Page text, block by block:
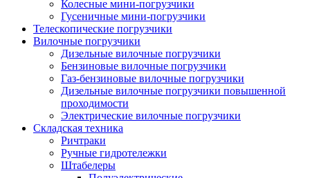
Колесные мини-погрузчики
Гусеничные мини-погрузчики
Телескопические погрузчики
Вилочные погрузчики
Дизельные вилочные погрузчики
Бензиновые вилочные погрузчики
Газ-бензиновые вилочные погрузчики
Дизельные вилочные погрузчики повышенной
проходимости
Электрические вилочные погрузчики
Складская техника
Ричтраки
Ручные гидротележки
Штабелеры